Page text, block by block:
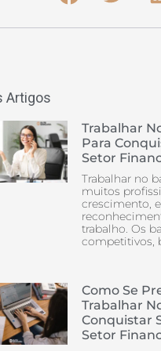
Artigos
Trabalhar
Para
Setor
Trabalhar no
muitos
crescimento,
trabalho. Os
competitivos,
Como Se
Trabalhar
Conquistar
Setor